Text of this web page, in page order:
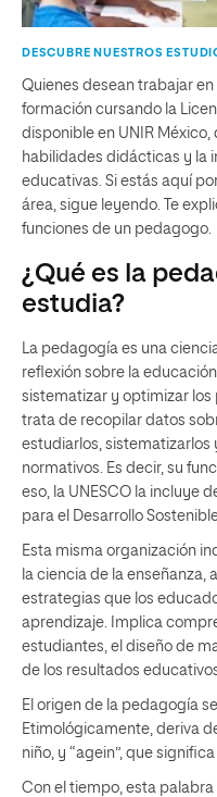
DESCUBRE NUESTROS
Quienes desean trabajar
formación cursando la
disponible en UNIR México,
habilidades didácticas y la
educativas. Si estás aquí
área, sigue leyendo. Te
funciones de un pedagogo.
¿Qué es la
estudia?
La pedagogía es una
reflexión sobre la
sistematizar y optimizar los
trata de recopilar datos
estudiarlos, sistematizarlos
normativos. Es decir, su
eso, la UNESCO la incluye
para el Desarrollo
Esta misma organización
la ciencia de la
estrategias que los
aprendizaje. Implica
estudiantes, el diseño de
de los resultados
El origen de la pedagogía
Etimológicamente, deriva
niño, y “agein”, que
Con el tiempo, esta